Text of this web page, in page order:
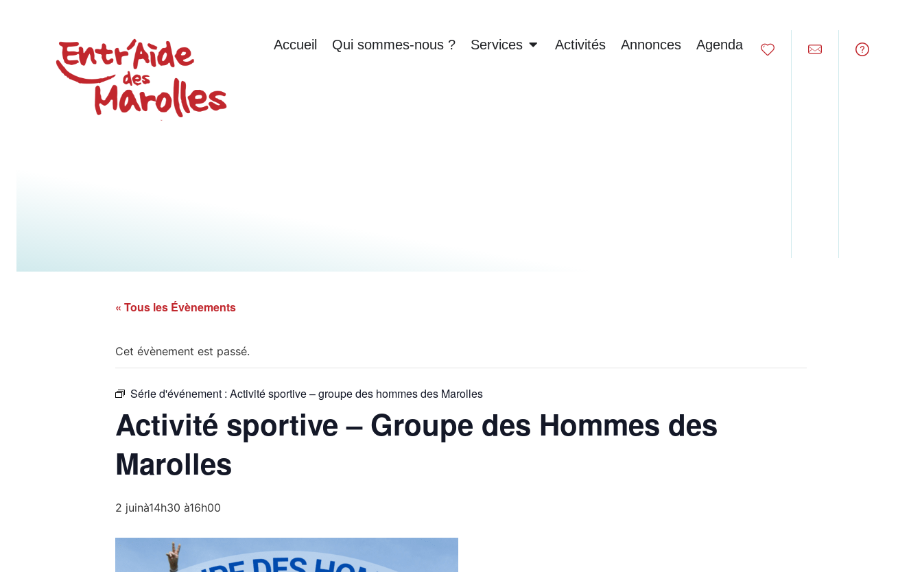
Accueil Qui sommes-nous ? Services Activités Annonces Agenda
« Tous les Évènements
Cet évènement est passé.
Série d'événement : Activité sportive – groupe des hommes des Marolles
Activité sportive – Groupe des Hommes des
Marolles
2 juinà14h30 à16h00